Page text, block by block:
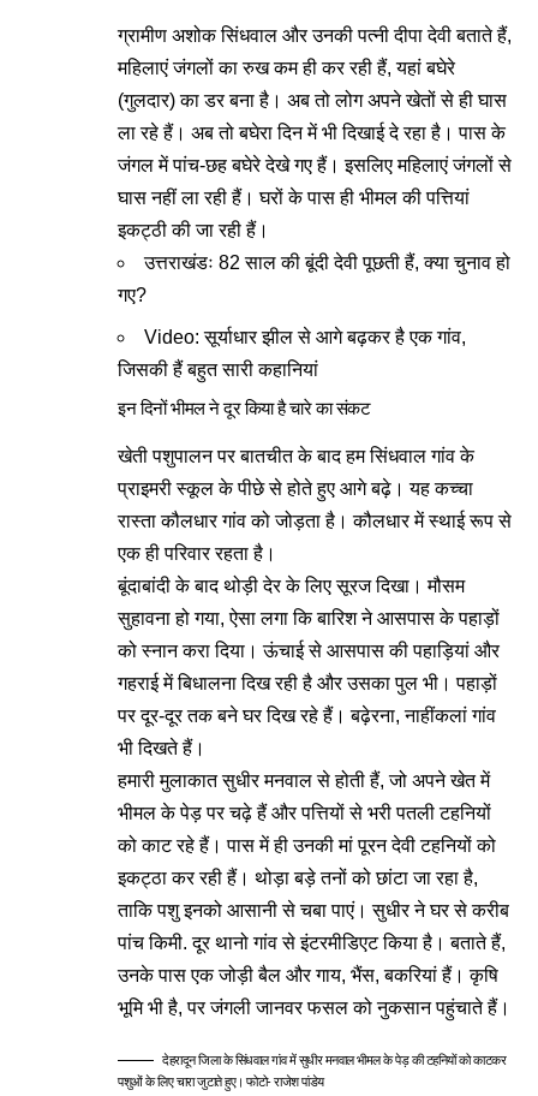
ग्रामीण अशोक सिंधवाल और उनकी पत्नी दीपा देवी बताते हैं,
महिलाएं जंगलों का रुख कम ही कर रही हैं, यहां बघेरे
(गुलदार) का डर बना है। अब तो लोग अपने खेतों से ही घास
ला रहे हैं। अब तो बघेरा दिन में भी दिखाई दे रहा है। पास के
जंगल में पांच-छह बघेरे देखे गए हैं। इसलिए महिलाएं जंगलों से
घास नहीं ला रही हैं। घरों के पास ही भीमल की पत्तियां
इकट्ठी की जा रही हैं।
उत्तराखंडः 82 साल की बूंदी देवी पूछती हैं, क्या चुनाव हो
गए?
Video: सूर्याधार झील से आगे बढ़कर है एक गांव,
जिसकी हैं बहुत सारी कहानियां
इन दिनों भीमल ने दूर किया है चारे का संकट
खेती पशुपालन पर बातचीत के बाद हम सिंधवाल गांव के
प्राइमरी स्कूल के पीछे से होते हुए आगे बढ़े। यह कच्चा
रास्ता कौलधार गांव को जोड़ता है। कौलधार में स्थाई रूप से
एक ही परिवार रहता है।
बूंदाबांदी के बाद थोड़ी देर के लिए सूरज दिखा। मौसम
सुहावना हो गया, ऐसा लगा कि बारिश ने आसपास के पहाड़ों
को स्नान करा दिया। ऊंचाई से आसपास की पहाड़ियां और
गहराई में बिधालना दिख रही है और उसका पुल भी। पहाड़ों
पर दूर-दूर तक बने घर दिख रहे हैं। बढ़ेरना, नाहींकलां गांव
भी दिखते हैं।
हमारी मुलाकात सुधीर मनवाल से होती हैं, जो अपने खेत में
भीमल के पेड़ पर चढ़े हैं और पत्तियों से भरी पतली टहनियों
को काट रहे हैं। पास में ही उनकी मां पूरन देवी टहनियों को
इकट्ठा कर रही हैं। थोड़ा बड़े तनों को छांटा जा रहा है,
ताकि पशु इनको आसानी से चबा पाएं। सुधीर ने घर से करीब
पांच किमी. दूर थानो गांव से इंटरमीडिएट किया है। बताते हैं,
उनके पास एक जोड़ी बैल और गाय, भैंस, बकरियां हैं। कृषि
भूमि भी है, पर जंगली जानवर फसल को नुकसान पहुंचाते हैं।
देहरादून जिला के सिंधवाल गांव में सुधीर मनवाल भीमल के पेड़ की टहनियों को काटकर
पशुओं के लिए चारा जुटाते हुए। फोटो- राजेश पांडेय